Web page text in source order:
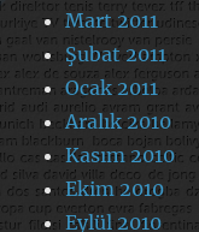
Mart 2011
Şubat 2011
Ocak 2011
Aralık 2010
Kasım 2010
Ekim 2010
Eylül 2010